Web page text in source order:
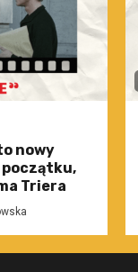
nowy
początku,
Triera